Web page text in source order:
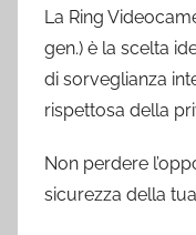
La Ring
gen.) è la scelta
di sorveglianza
rispettosa della
Non perdere
sicurezza della